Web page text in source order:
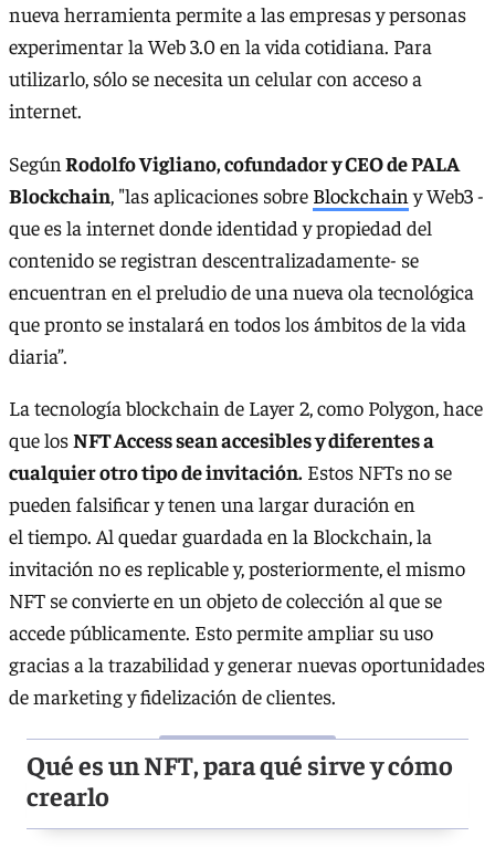
nueva herramienta permite a las empresas y personas
experimentar la Web 3.0 en la vida cotidiana. Para
utilizarlo, sólo se necesita un celular con acceso a
internet.
Según Rodolfo Vigliano, cofundador y CEO de PALA
Blockchain, "las aplicaciones sobre Blockchain y Web3 -
que es la internet donde identidad y propiedad del
contenido se registran descentralizadamente- se
encuentran en el preludio de una nueva ola tecnológica
que pronto se instalará en todos los ámbitos de la vida
diaria”.
La tecnología blockchain de Layer 2, como Polygon, hace
que los NFT Access sean accesibles y diferentes a
cualquier otro tipo de invitación. Estos NFTs no se
pueden falsificar y tenen una largar duración en
el tiempo. Al quedar guardada en la Blockchain, la
invitación no es replicable y, posteriormente, el mismo
NFT se convierte en un objeto de colección al que se
accede públicamente. Esto permite ampliar su uso
gracias a la trazabilidad y generar nuevas oportunidades
de marketing y fidelización de clientes.
Qué es un NFT, para qué sirve y cómo
crearlo